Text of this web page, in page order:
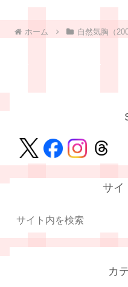
ホーム 自然気胸（
サイ
カ